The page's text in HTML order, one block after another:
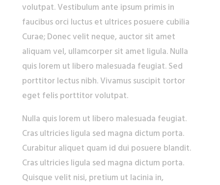
volutpat. Vestibulum ante ipsum primis in
faucibus orci luctus et ultrices posuere cubilia
Curae; Donec velit neque, auctor sit amet
aliquam vel, ullamcorper sit amet ligula. Nulla
quis lorem ut libero malesuada feugiat. Sed
porttitor lectus nibh. Vivamus suscipit tortor
eget felis porttitor volutpat.
Nulla quis lorem ut libero malesuada feugiat.
Cras ultricies ligula sed magna dictum porta.
Curabitur aliquet quam id dui posuere blandit.
Cras ultricies ligula sed magna dictum porta.
Quisque velit nisi, pretium ut lacinia in,